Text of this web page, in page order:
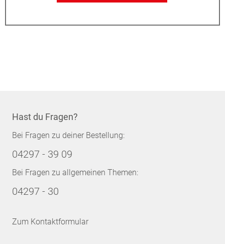
Hast du Fragen?
Bei Fragen zu deiner Bestellung:
04297 - 39 09
Bei Fragen zu allgemeinen Themen:
04297 - 30
Zum Kontaktformular